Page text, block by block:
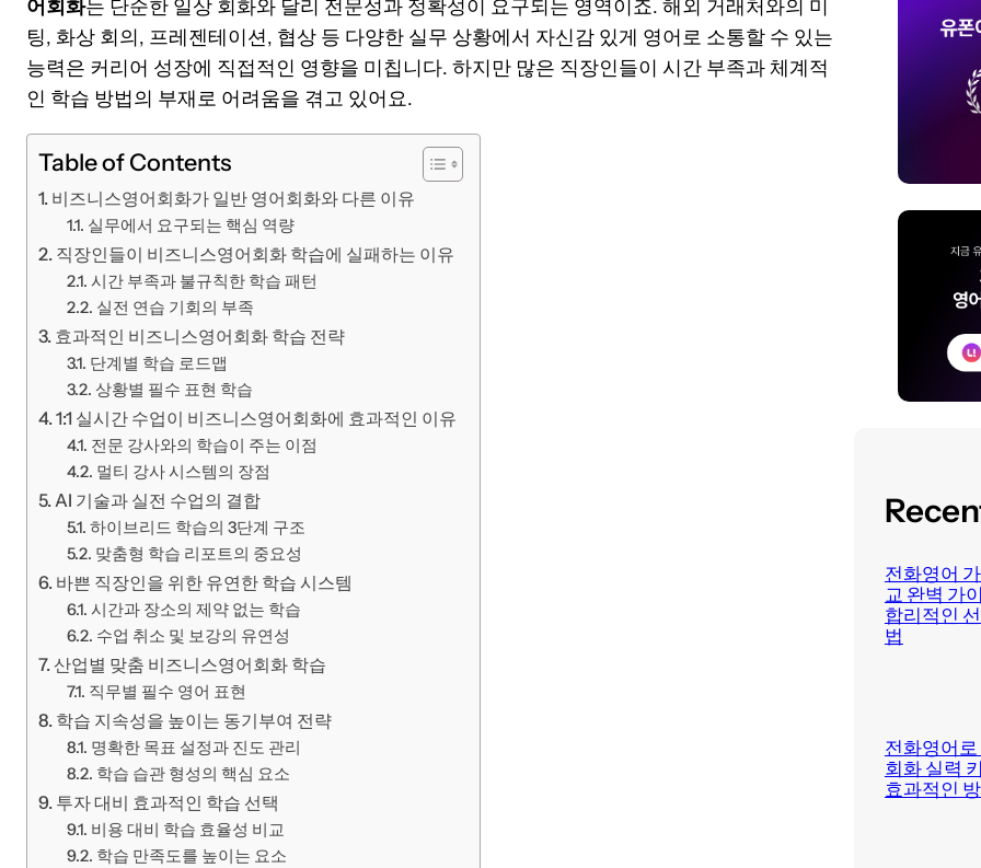
어회화는 단순한 일상 회화와 달리 전문성과 정확성이 요구되는 영역이죠. 해외 거래처와의 미
팅, 화상 회의, 프레젠테이션, 협상 등 다양한 실무 상황에서 자신감 있게 영어로 소통할 수 있는
능력은 커리어 성장에 직접적인 영향을 미칩니다. 하지만 많은 직장인들이 시간 부족과 체계적
인 학습 방법의 부재로 어려움을 겪고 있어요.
Table of Contents
비즈니스영어회화가 일반 영어회화와 다른 이유
실무에서 요구되는 핵심 역량
직장인들이 비즈니스영어회화 학습에 실패하는 이유
시간 부족과 불규칙한 학습 패턴
실전 연습 기회의 부족
효과적인 비즈니스영어회화 학습 전략
단계별 학습 로드맵
상황별 필수 표현 학습
1:1 실시간 수업이 비즈니스영어회화에 효과적인 이유
전문 강사와의 학습이 주는 이점
멀티 강사 시스템의 장점
AI 기술과 실전 수업의 결합
하이브리드 학습의 3단계 구조
맞춤형 학습 리포트의 중요성
바쁜 직장인을 위한 유연한 학습 시스템
시간과 장소의 제약 없는 학습
수업 취소 및 보강의 유연성
산업별 맞춤 비즈니스영어회화 학습
직무별 필수 영어 표현
학습 지속성을 높이는 동기부여 전략
명확한 목표 설정과 진도 관리
학습 습관 형성의 핵심 요소
투자 대비 효과적인 학습 선택
비용 대비 학습 효율성 비교
학습 만족도를 높이는 요소
전화영어
교 완벽 가이
합리적인
법
전화영어로
회화 실력
효과적인